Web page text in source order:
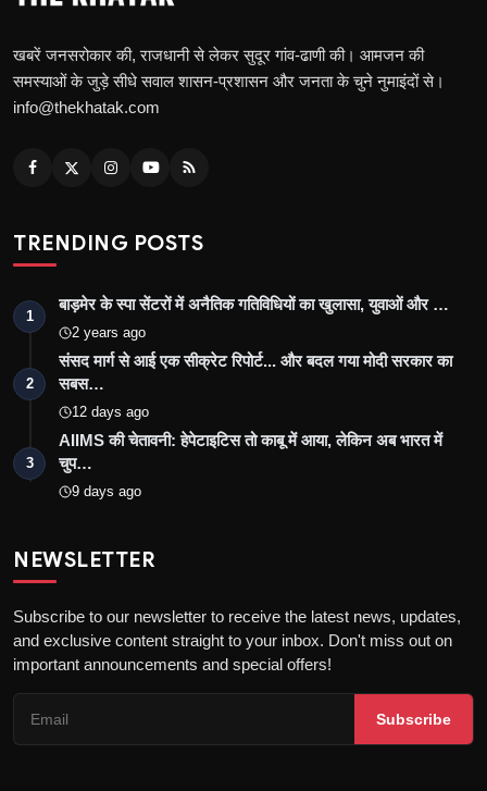
खबरें जनसरोकार की, राजधानी से लेकर सुदूर गांव-ढाणी की। आमजन की
समस्याओं के जुड़े सीधे सवाल शासन-प्रशासन और जनता के चुने नुमाइंदों से।
info@thekhatak.com
TRENDING POSTS
1
बाड़मेर के स्पा सेंटरों में अनैतिक गतिविधियों का खुलासा, युवाओं और …
2 years ago
2
संसद मार्ग से आई एक सीक्रेट रिपोर्ट... और बदल गया मोदी सरकार का
सबस…
12 days ago
3
AIIMS की चेतावनी: हेपेटाइटिस तो काबू में आया, लेकिन अब भारत में
चुप…
9 days ago
NEWSLETTER
Subscribe to our newsletter to receive the latest news, updates,
and exclusive content straight to your inbox. Don't miss out on
important announcements and special offers!
Subscribe